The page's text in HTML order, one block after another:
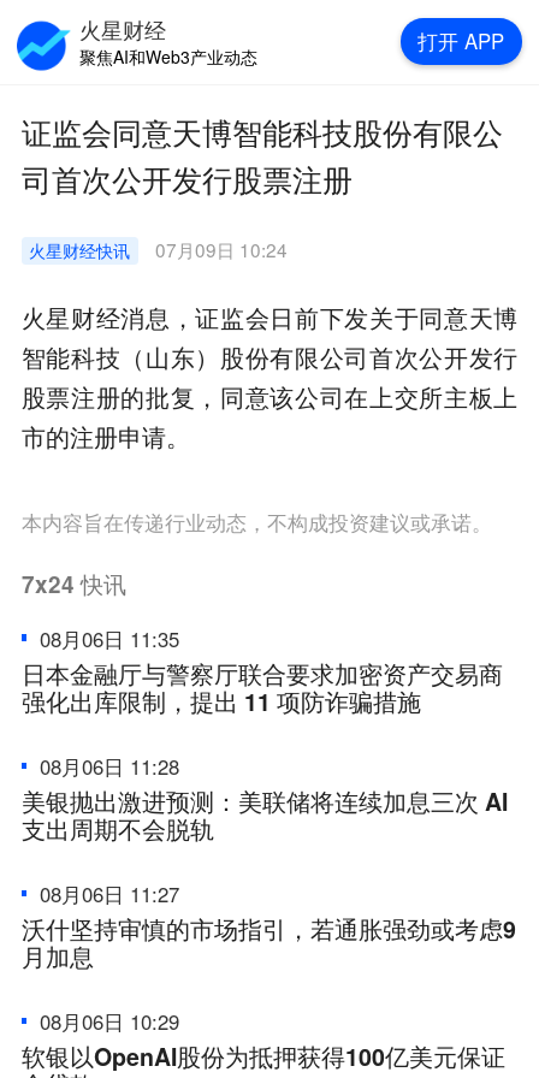
证监会同意天博智能科技股份有限公
司首次公开发行股票注册
火星财经快讯 07月09日 10:24
火星财经消息，证监会日前下发关于同意天博
智能科技（山东）股份有限公司首次公开发行
股票注册的批复，同意该公司在上交所主板上
市的注册申请。
本内容旨在传递行业动态，不构成投资建议或承诺。
7x24快讯
08月06日 11:35
日本金融厅与警察厅联合要求加密资产交易商
强化出库限制，提出 11 项防诈骗措施
08月06日 11:28
美银抛出激进预测：美联储将连续加息三次 AI
支出周期不会脱轨
08月06日 11:27
沃什坚持审慎的市场指引，若通胀强劲或考虑9
月加息
08月06日 10:29
软银以OpenAI股份为抵押获得100亿美元保证
火星财经
聚焦AI和Web3产业动态
打开 APP